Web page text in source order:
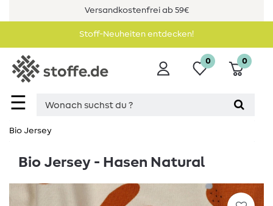
Versandkostenfrei ab 59€
Stoff-Neuheiten entdecken!
☰
0 0
Bio Jersey
Bio Jersey - Hasen Natural